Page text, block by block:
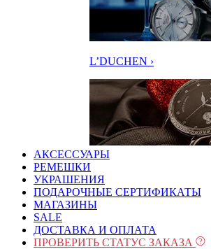
L’DUCHEN ›
АКСЕССУАРЫ
РЕМЕШКИ
УКРАШЕНИЯ
ПОДАРОЧНЫЕ СЕРТИФИКАТЫ
МАГАЗИНЫ
SALE
ДОСТАВКА И ОПЛАТА
ПРОВЕРИТЬ СТАТУС ЗАКАЗА